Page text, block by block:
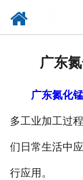
广东
广东氮化
多工业加工过
们日常生活中
行应用。